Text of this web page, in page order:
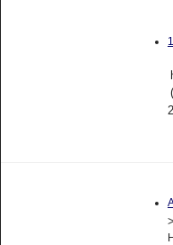
>